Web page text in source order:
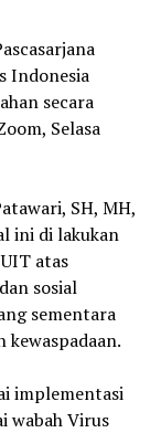
Indonesia
secara
Selasa
SH, MH,
ini di lakukan
atas
sosial
sementara
implementasi
wabah Virus